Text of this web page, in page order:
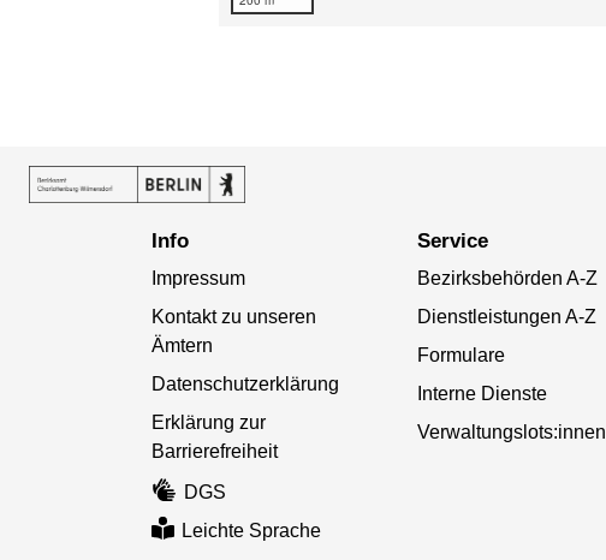
Info
Impressum
Kontakt zu unseren
Ämtern
Datenschutzerklärung
Erklärung zur
Barrierefreiheit
DGS
Leichte Sprache
Service
Bezirksbehörden A-Z
Dienstleistungen A-Z
Formulare
Interne Dienste
Verwaltungslots:innen